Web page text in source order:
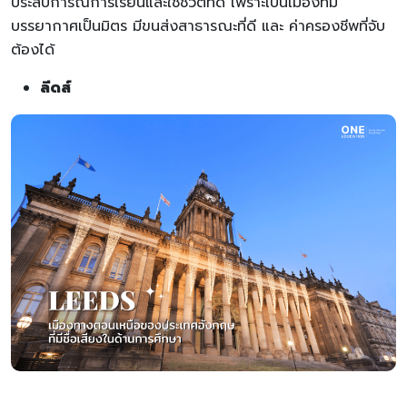
บรรยากาศเป็นมิตร มีขนส่งสาธารณะที่ดี และ ค่าครองชีพที่จับ
ต้องได้
ลีดส์